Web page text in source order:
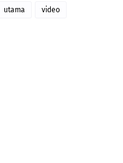
utama video